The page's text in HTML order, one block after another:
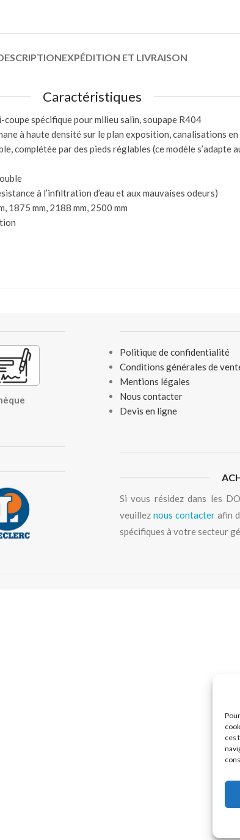
ces
EXPÉDITION ET LIVRAISON
Caractéristiques
spécifique pour milieu salin, soupape R404
à haute densité sur le plan exposition, canalisations
complétée par des pieds réglables (ce modèle s’adapte
à l’infiltration d’eau et aux mauvaises odeurs)
1875 mm, 2188 mm, 2500 mm
Politique de confidentialité
Conditions générales de
Mentions légales
Nous contacter
Devis en ligne
Si vous résidez dans les
veuillez nous contacterafin
spécifiques à votre secteur